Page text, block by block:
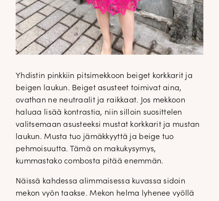
Yhdistin pinkkiin pitsimekkoon beiget korkkarit ja
beigen laukun. Beiget asusteet toimivat aina,
ovathan ne neutraalit ja raikkaat. Jos mekkoon
haluaa lisää kontrastia, niin silloin suosittelen
valitsemaan asusteeksi mustat korkkarit ja mustan
laukun. Musta tuo jämäkkyyttä ja beige tuo
pehmoisuutta. Tämä on makukysymys,
kummastako combosta pitää enemmän.
Näissä kahdessa alimmaisessa kuvassa sidoin
mekon vyön taakse. Mekon helma lyhenee vyöllä